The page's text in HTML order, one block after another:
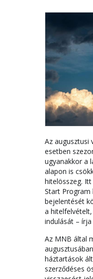
Az augusztusi
esetben
ugyanakkor a
alapon is
hitelösszeg.
Start
bejelentését
a
indulását –
Az MNB által
háztartások
szerződéses